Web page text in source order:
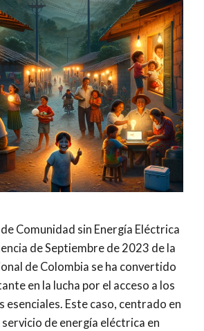
Comunidad sin Energía Eléctrica
de Septiembre de 2023 de la
de Colombia se ha convertido
en la lucha por el acceso a los
esenciales. Este caso, centrado en
servicio de energía eléctrica en